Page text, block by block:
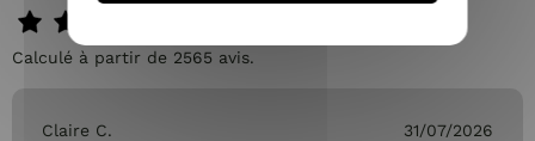
Calculé à partir de 2565 avis.
Claire C. 31/07/2026